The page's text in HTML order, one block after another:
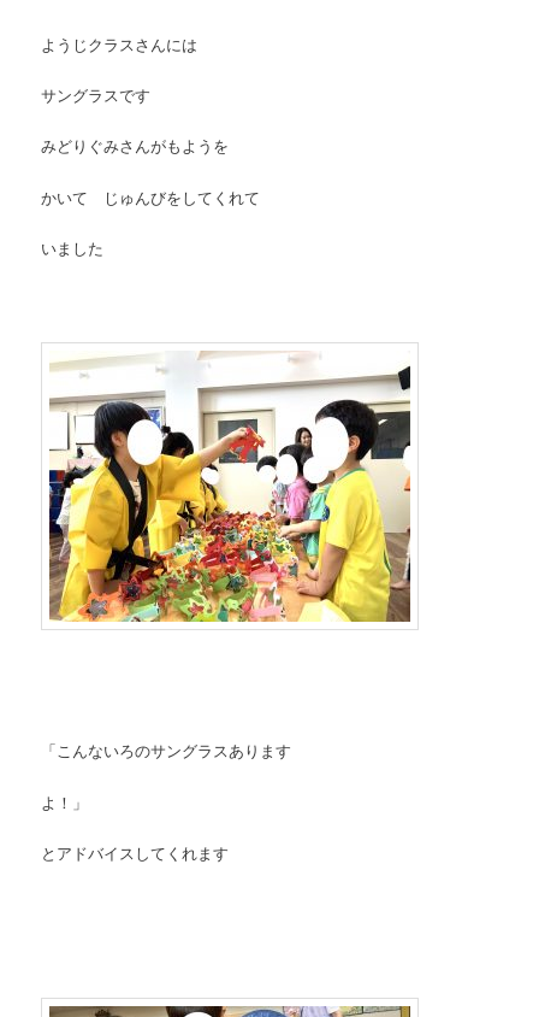
ようじクラスさんには
サングラスです
みどりぐみさんがもようを
かいて じゅんびをしてくれて
いました
「こんないろのサングラスあります
よ！」
とアドバイスしてくれます